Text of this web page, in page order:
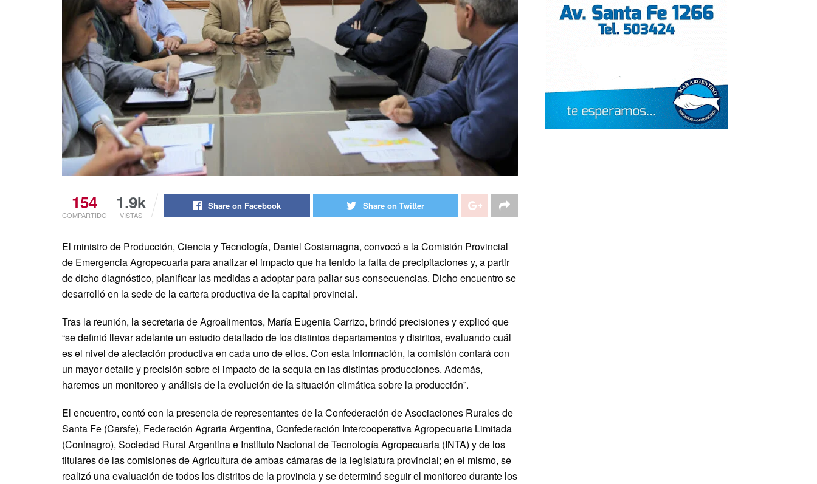
154
COMPARTIDO
1.9k
VISTAS
Share on Facebook Share on Twitter
El ministro de Producción, Ciencia y Tecnología, Daniel Costamagna, convocó a la Comisión Provincial
de Emergencia Agropecuaria para analizar el impacto que ha tenido la falta de precipitaciones y, a partir
de dicho diagnóstico, planificar las medidas a adoptar para paliar sus consecuencias. Dicho encuentro se
desarrolló en la sede de la cartera productiva de la capital provincial.
Tras la reunión, la secretaria de Agroalimentos, María Eugenia Carrizo, brindó precisiones y explicó que
“se definió llevar adelante un estudio detallado de los distintos departamentos y distritos, evaluando cuál
es el nivel de afectación productiva en cada uno de ellos. Con esta información, la comisión contará con
un mayor detalle y precisión sobre el impacto de la sequía en las distintas producciones. Además,
haremos un monitoreo y análisis de la evolución de la situación climática sobre la producción”.
El encuentro, contó con la presencia de representantes de la Confederación de Asociaciones Rurales de
Santa Fe (Carsfe), Federación Agraria Argentina, Confederación Intercooperativa Agropecuaria Limitada
(Coninagro), Sociedad Rural Argentina e Instituto Nacional de Tecnología Agropecuaria (INTA) y de los
titulares de las comisiones de Agricultura de ambas cámaras de la legislatura provincial; en el mismo, se
realizó una evaluación de todos los distritos de la provincia y se determinó seguir el monitoreo durante los